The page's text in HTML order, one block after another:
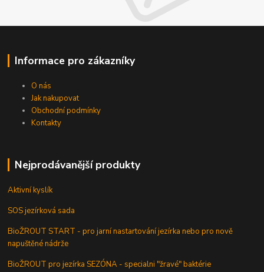
Informace pro zákazníky
O nás
Jak nakupovat
Obchodní podmínky
Kontakty
Nejprodávanější produkty
Aktivní kyslík
SOS jezírková sada
BioŽROUT START - pro jarní nastartování jezírka nebo pro nově
napuštěné nádrže
BioŽROUT pro jezírka SEZÓNA - specialni "žravé" baktérie